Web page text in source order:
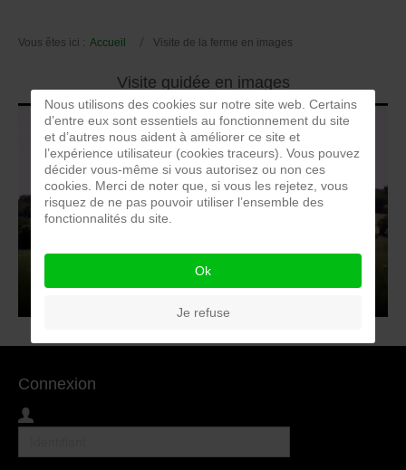
Vous êtes ici : Accueil Visite de la ferme en images
Visite guidée en images
Connexion
Nous utilisons des cookies sur notre site web. Certains
d’entre eux sont essentiels au fonctionnement du site
et d’autres nous aident à améliorer ce site et
l’expérience utilisateur (cookies traceurs). Vous pouvez
décider vous-même si vous autorisez ou non ces
cookies. Merci de noter que, si vous les rejetez, vous
risquez de ne pas pouvoir utiliser l’ensemble des
fonctionnalités du site.
Ok
Je refuse